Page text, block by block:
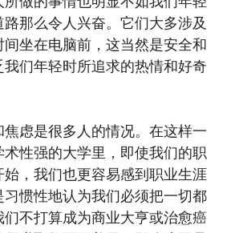
那么令人兴奋。它们大多涉及
坐在电脑前，这当然是安全和
们年轻时所追求的热情和好奇
虑是很多人的情况。在这样一
性强的大学里，即使我们的职
，我们也更容易感到职业生涯
惯性地认为我们必须把一切都
不打算成为商业大亨或治愈癌